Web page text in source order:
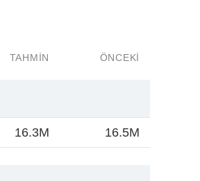
TAHMIN ÖNCEKI
16.3M 16.5M